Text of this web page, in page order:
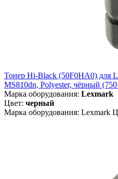
Тонер Hi-Black (50F0HA0) для
MS810dn, Polyester, чёрный
Марка оборудования: Lexmark
Цвет: черный
Марка оборудования: Lexmark